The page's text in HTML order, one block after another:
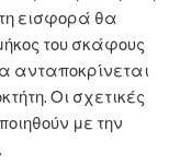
εισφορά θα
του σκάφους
ανταποκρίνεται
Οι σχετικές
με την